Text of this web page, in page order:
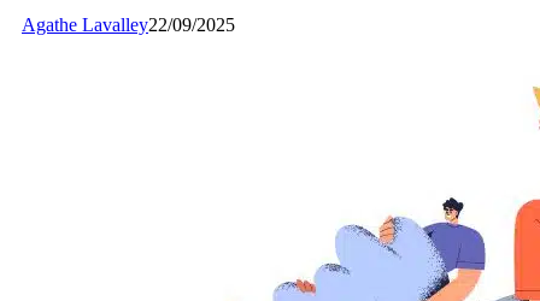
Agathe Lavalley22/09/2025